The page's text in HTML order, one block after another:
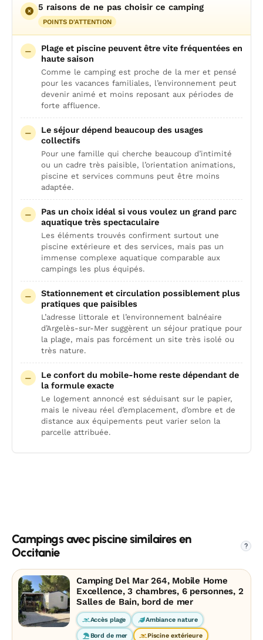
5 raisons de ne pas choisir ce camping
POINTS D'ATTENTION
Plage et piscine peuvent être vite fréquentées en
haute saison
Comme le camping est proche de la mer et pensé
pour les vacances familiales, l’environnement peut
devenir animé et moins reposant aux périodes de
forte affluence.
Le séjour dépend beaucoup des usages
collectifs
Pour une famille qui cherche beaucoup d’intimité
ou un cadre très paisible, l’orientation animations,
piscine et services communs peut être moins
adaptée.
Pas un choix idéal si vous voulez un grand parc
aquatique très spectaculaire
Les éléments trouvés confirment surtout une
piscine extérieure et des services, mais pas un
immense complexe aquatique comparable aux
campings les plus équipés.
Stationnement et circulation possiblement plus
pratiques que paisibles
L’adresse littorale et l’environnement balnéaire
d’Argelès-sur-Mer suggèrent un séjour pratique pour
la plage, mais pas forcément un site très isolé ou
très nature.
Le confort du mobile-home reste dépendant de
la formule exacte
Le logement annoncé est séduisant sur le papier,
mais le niveau réel d’emplacement, d’ombre et de
distance aux équipements peut varier selon la
parcelle attribuée.
Campings avec piscine similaires en
Occitanie
?
Camping Del Mar 264, Mobile Home
Excellence, 3 chambres, 6 personnes, 2
Salles de Bain, bord de mer
Accès plage Ambiance nature
Bord de mer Piscine extérieure